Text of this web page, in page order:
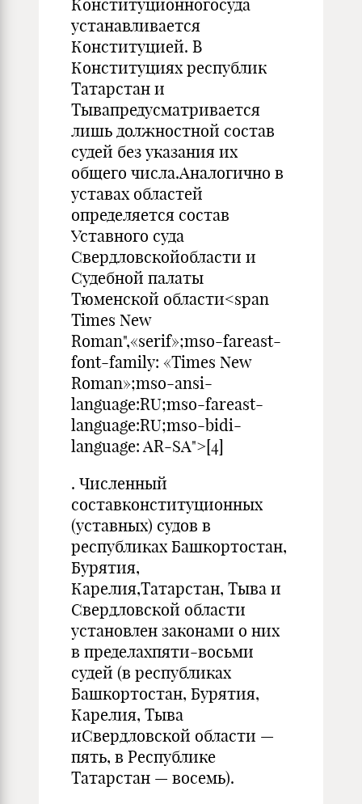
Конституционногосуда
устанавливается
Конституцией. В
Конституциях республик
Татарстан и
Тывапредусматривается
лишь должностной состав
судей без указания их
общего числа.Аналогично в
уставах областей
определяется состав
Уставного суда
Свердловскойобласти и
Судебной палаты
Тюменской области<span
Times New
Roman",«serif»;mso-fareast-
font-family: «Times New
Roman»;mso-ansi-
language:RU;mso-fareast-
language:RU;mso-bidi-
language: AR-SA">[4]
. Численный
составконституционных
(уставных) судов в
республиках Башкортостан,
Бурятия,
Карелия,Татарстан, Тыва и
Свердловской области
установлен законами о них
в пределахпяти-восьми
судей (в республиках
Башкортостан, Бурятия,
Карелия, Тыва
иСвердловской области —
пять, в Республике
Татарстан — восемь).